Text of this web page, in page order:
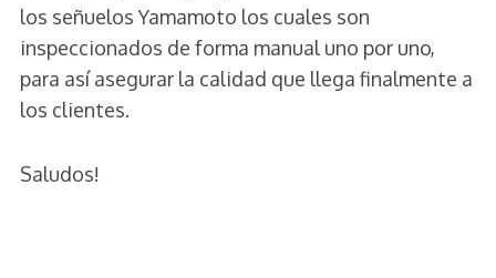
los señuelos Yamamoto los cuales son
inspeccionados de forma manual uno por uno,
para así asegurar la calidad que llega finalmente a
los clientes.
Saludos!